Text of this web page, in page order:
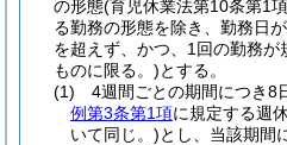
の形態(育児休業法第10条第1
る勤務の形態を除き、勤務日
を超えず、かつ、1回の勤務
ものに限る。)とする。
(1)
4週間ごとの期間につき8
例第3条第1項に規定する週
いて同じ。)とし、当該期間